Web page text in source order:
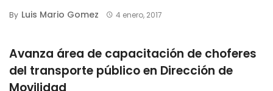
By Luis Mario Gomez 4 enero, 2017
Avanza área de capacitación de choferes
del transporte público en Dirección de
Movilidad